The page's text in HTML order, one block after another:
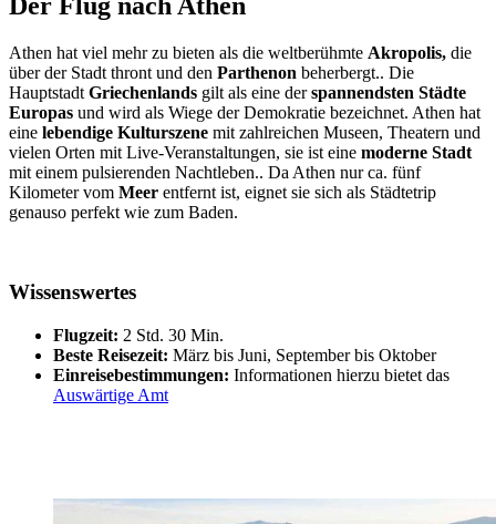
Athen hat viel mehr zu bieten als die weltberühmte Akropolis, die
über der Stadt thront und den Parthenon beherbergt.. Die
Hauptstadt Griechenlands gilt als eine derspannendsten Städte
Europas und wird als Wiege der Demokratie bezeichnet. Athen hat
eine lebendige Kulturszene mit zahlreichen Museen, Theatern und
vielen Orten mit Live-Veranstaltungen, sie ist eine moderne Stadt
mit einem pulsierenden Nachtleben.. Da Athen nur ca. fünf
Kilometer vom Meer entfernt ist, eignet sie sich als Städtetrip
genauso perfekt wie zum Baden.
Wissenswertes
Flugzeit: 2 Std. 30 Min.
Beste Reisezeit: März bis Juni, September bis Oktober
Einreisebestimmungen: Informationen hierzu bietet das
Auswärtige Amt